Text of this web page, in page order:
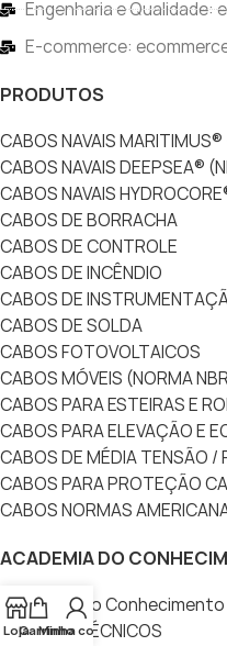
Engenharia e Qualidade:
E-commerce:
PRODUTOS
CABOS NAVAIS
CABOS NAVAIS DEEPSEA®
CABOS NAVAIS
CABOS DE BORRACHA
CABOS DE CONTROLE
CABOS DE INCÊNDIO
CABOS DE
CABOS DE SOLDA
CABOS FOTOVOLTAICOS
CABOS MÓVEIS (NORMA
CABOS PARA ESTEIRAS E
CABOS PARA ELEVAÇÃO E
CABOS DE MÉDIA TENSÃO /
CABOS PARA PROTEÇÃO
CABOS NORMAS
ACADEMIA DO
Academia do Conhecimento
ARTIGOS TÉCNICOS
LojaCarrinho
Minha conta